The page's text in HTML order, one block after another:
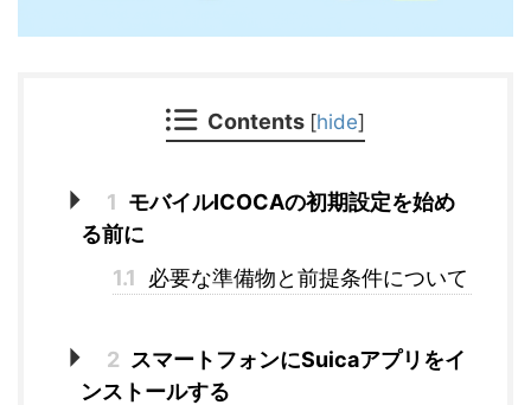
Contents [hide]
1 モバイルICOCAの初期設定を始め
る前に
1.1
必要な準備物と前提条件について
2 スマートフォンにSuicaアプリをイ
ンストールする